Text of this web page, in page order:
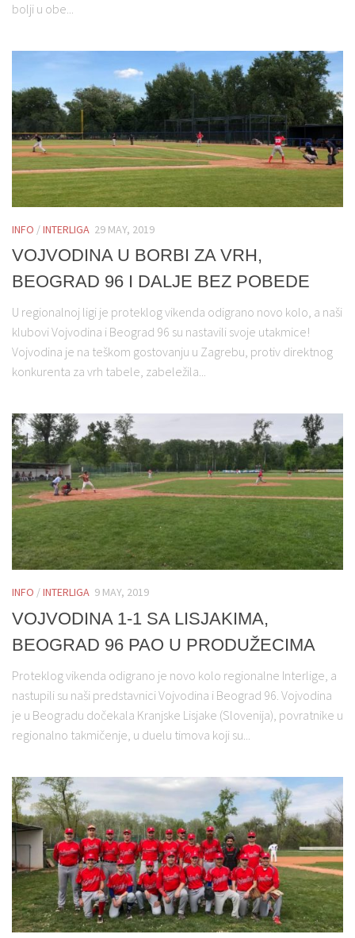
bolji u obe...
INFO /INTERLIGA 29 MAY, 2019
VOJVODINA U BORBI ZA VRH,
BEOGRAD 96 I DALJE BEZ POBEDE
U regionalnoj ligi je proteklog vikenda odigrano novo kolo, a naši
klubovi Vojvodina i Beograd 96 su nastavili svoje utakmice!
Vojvodina je na teškom gostovanju u Zagrebu, protiv direktnog
konkurenta za vrh tabele, zabeležila...
INFO /INTERLIGA 9 MAY, 2019
VOJVODINA 1-1 SA LISJAKIMA,
BEOGRAD 96 PAO U PRODUŽECIMA
Proteklog vikenda odigrano je novo kolo regionalne Interlige, a
nastupili su naši predstavnici Vojvodina i Beograd 96. Vojvodina
je u Beogradu dočekala Kranjske Lisjake (Slovenija), povratnike u
regionalno takmičenje, u duelu timova koji su...